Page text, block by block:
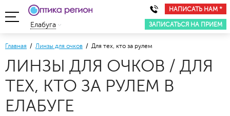
НАПИСАТЬ НАМ *
ЗАПИСАТЬСЯ НА ПРИЕМ
Елабуга
Главная / Линзы для очков / Для тех, кто за рулем
ЛИНЗЫ ДЛЯ ОЧКОВ / ДЛЯ
ТЕХ, КТО ЗА РУЛЕМ В
ЕЛАБУГЕ